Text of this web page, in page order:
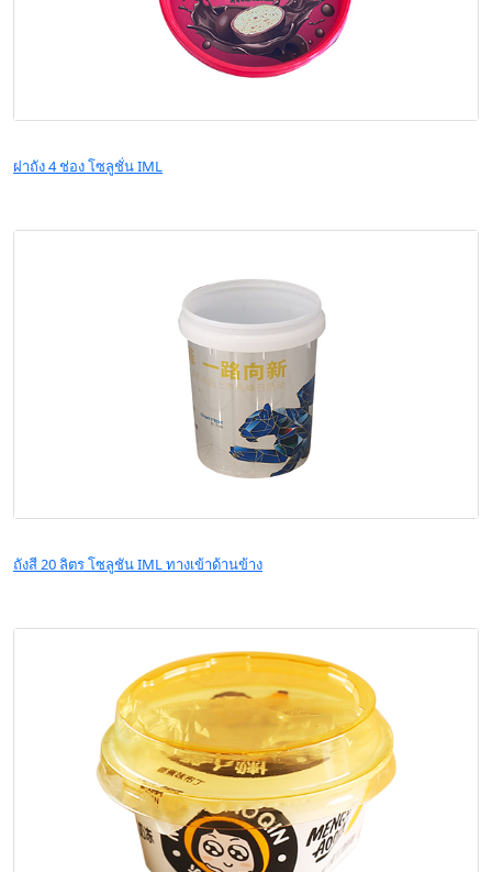
ฝาถัง 4 ช่อง โซลูชั่น IML
ถังสี 20 ลิตร โซลูชัน IML ทางเข้าด้านข้าง